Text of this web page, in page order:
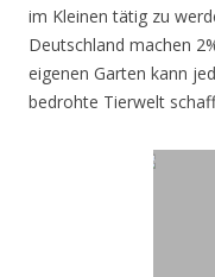
im Kleinen tätig zu
Deutschland machen
eigenen Garten kann
bedrohte Tierwelt